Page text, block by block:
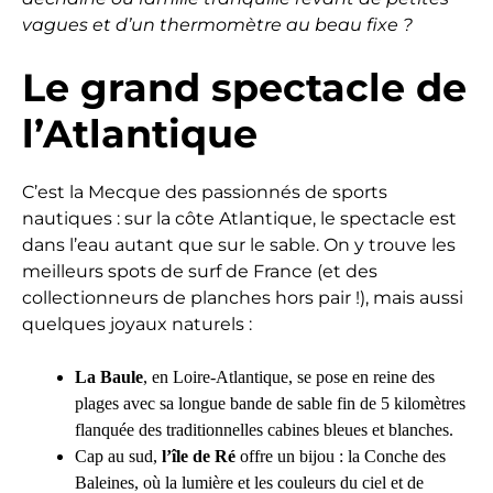
vagues et d’un thermomètre au beau fixe ?
Le grand spectacle de
l’Atlantique
C’est la Mecque des passionnés de sports
nautiques : sur la côte Atlantique, le spectacle est
dans l’eau autant que sur le sable. On y trouve les
meilleurs spots de surf de France (et des
collectionneurs de planches hors pair !), mais aussi
quelques joyaux naturels :
La Baule, en Loire-Atlantique, se pose en reine des
plages avec sa longue bande de sable fin de 5 kilomètres
flanquée des traditionnelles cabines bleues et blanches.
Cap au sud, l’île de Ré offre un bijou : la Conche des
Baleines, où la lumière et les couleurs du ciel et de